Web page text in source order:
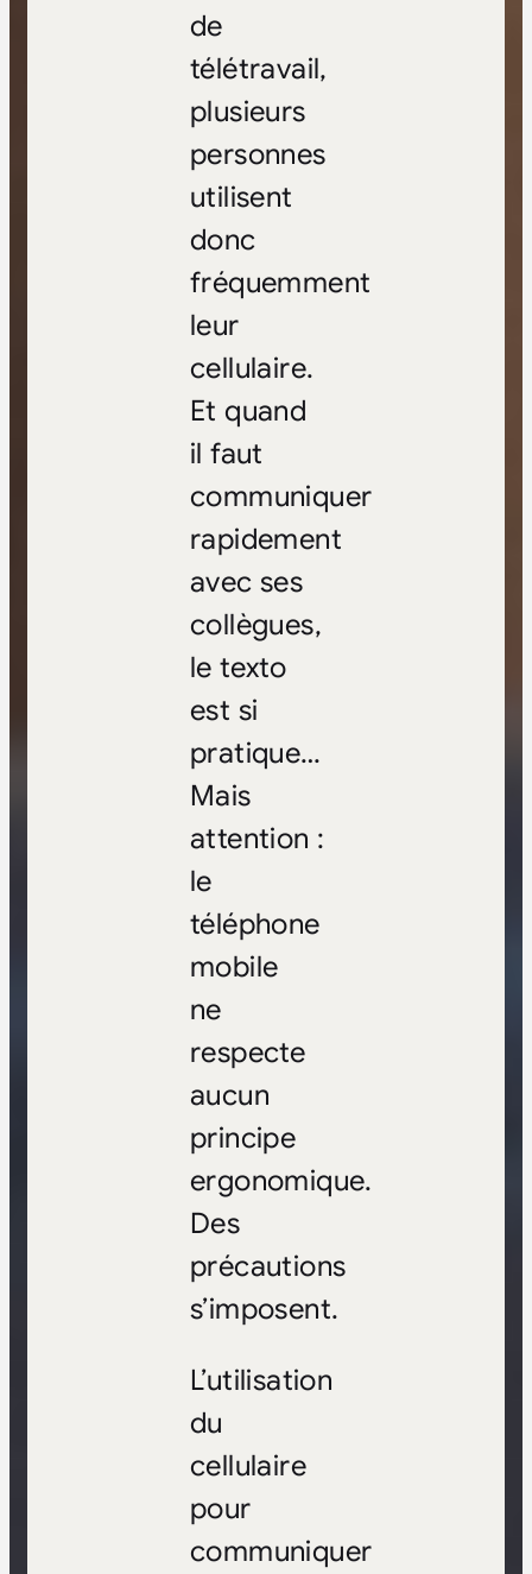
de
télétravail,
plusieurs
personnes
utilisent
donc
fréquemment
leur
cellulaire.
Et quand
il faut
communiquer
rapidement
avec ses
collègues,
le texto
est si
pratique…
Mais
attention :
le
téléphone
mobile
ne
respecte
aucun
principe
ergonomique.
Des
précautions
s’imposent.
L’utilisation
du
cellulaire
pour
communiquer